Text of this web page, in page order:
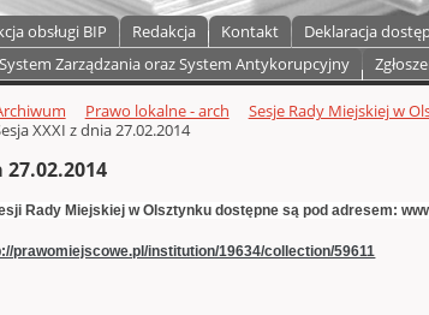
obsługi BIP Redakcja Kontakt Deklaracja
Zarządzania oraz System Antykorupcyjny
Prawo lokalne - arch
Sesje Rady Miejskiej w
XXXI z dnia 27.02.2014
27.02.2014
Rady Miejskiej w Olsztynku dostępne są pod adresem:
prawomiejscowe.pl/institution/19634/collection/59611